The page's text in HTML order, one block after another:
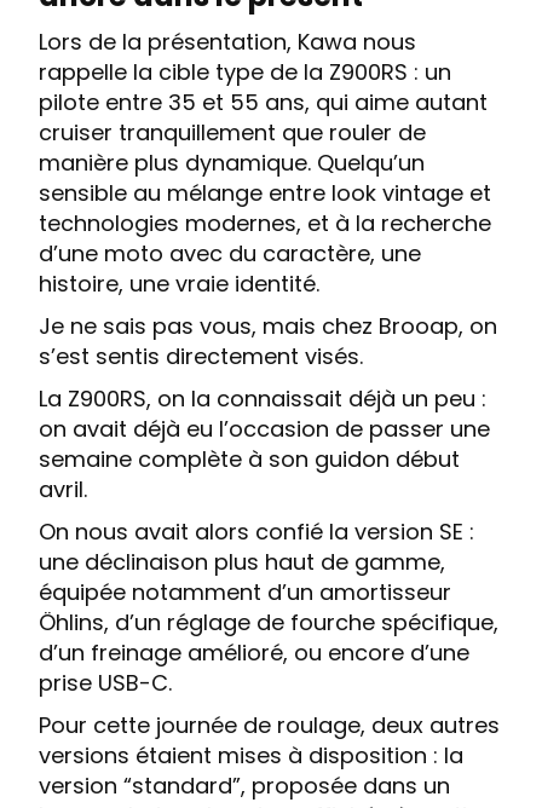
Lors de la présentation, Kawa nous
rappelle la cible type de la Z900RS : un
pilote entre 35 et 55 ans, qui aime autant
cruiser tranquillement que rouler de
manière plus dynamique. Quelqu’un
sensible au mélange entre look vintage et
technologies modernes, et à la recherche
d’une moto avec du caractère, une
histoire, une vraie identité.
Je ne sais pas vous, mais chez Brooap, on
s’est sentis directement visés.
La Z900RS, on la connaissait déjà un peu :
on avait déjà eu l’occasion de passer une
semaine complète à son guidon début
avril.
On nous avait alors confié la version SE :
une déclinaison plus haut de gamme,
équipée notamment d’un amortisseur
Öhlins, d’un réglage de fourche spécifique,
d’un freinage amélioré, ou encore d’une
prise USB-C.
Pour cette journée de roulage, deux autres
versions étaient mises à disposition : la
version “standard”, proposée dans un